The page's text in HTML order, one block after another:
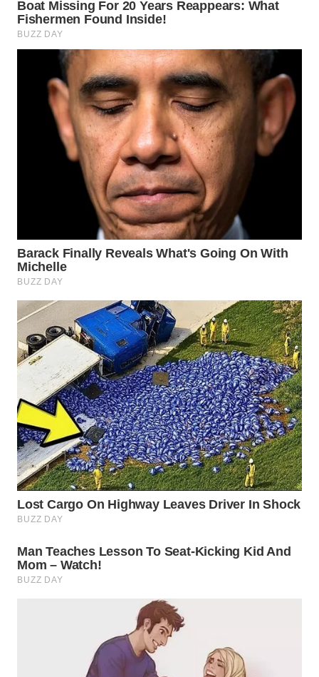
WN
TIMUR
WN
SEMARANG
WN
MADURA
WN
SURABAYA
WN
NATUNA
WN
BINTAN
WN
MANDALIKA
WN
WN
LABUANBAJO